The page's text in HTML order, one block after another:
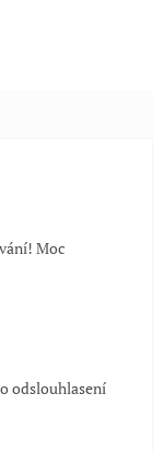
Moc
odslouhlasení